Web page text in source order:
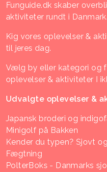
Funguide.dk skaber
aktiviteter rundt i Danmark.
Kig vores oplevelser &
til jeres dag.
Vælg by eller kategori og
oplevelser & aktiviteter I
Udvalgte oplevelser &
Japansk broderi og
Minigolf på Bakken
Kender du typen? Sjovt
Fægtning
PolterBoks - Danmarks